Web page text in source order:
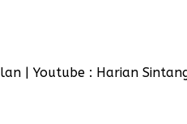
| Youtube : Harian